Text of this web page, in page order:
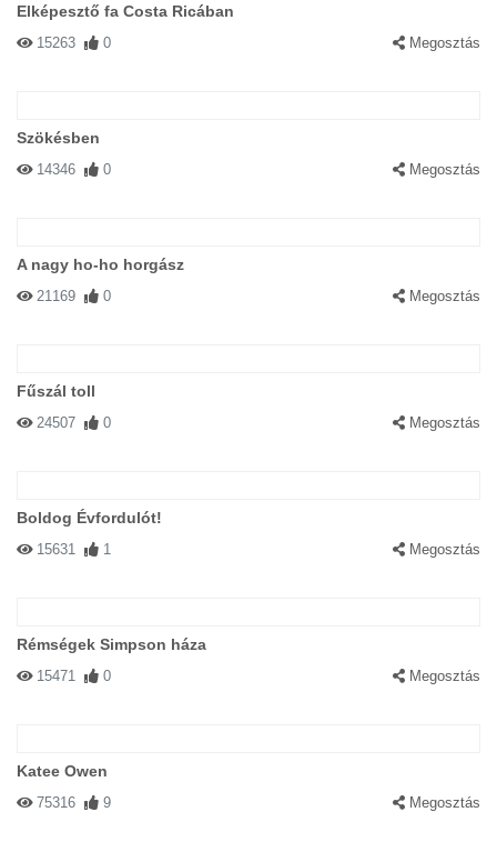
Elképesztő fa Costa Ricában
15263 0 Megosztás
Szökésben
14346 0 Megosztás
A nagy ho-ho horgász
21169 0 Megosztás
Fűszál toll
24507 0 Megosztás
Boldog Évfordulót!
15631 1 Megosztás
Rémségek Simpson háza
15471 0 Megosztás
Katee Owen
75316 9 Megosztás